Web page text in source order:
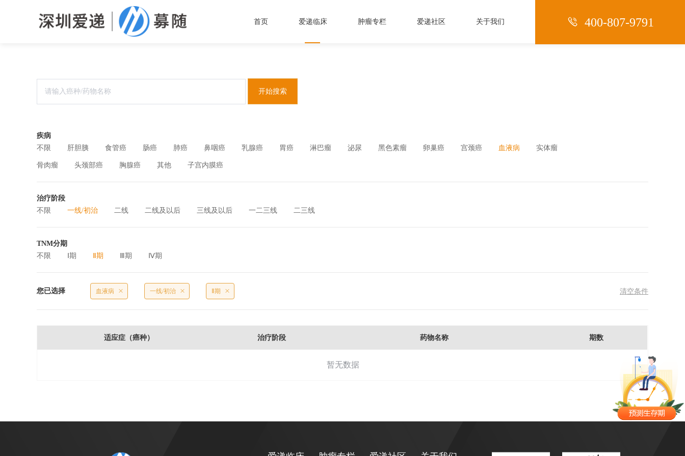
首页 爱递临床 肿瘤专栏 爱递社区 关于我们  400-807-9791
开始搜索
疾病
不限
肝胆胰 食管癌 肠癌 肺癌 鼻咽癌 乳腺癌 胃癌 淋巴瘤 泌尿 黑色素瘤 卵巢癌 宫颈癌 血液病 实体瘤
骨肉瘤 头颈部癌 胸腺癌 其他 子宫内膜癌
治疗阶段
不限
一线/初治 二线 二线及以后 三线及以后 一二三线 二三线
TNM分期
不限
Ⅰ期 Ⅱ期 Ⅲ期 Ⅳ期
您已选择 清空条件
血液病 一线/初治 Ⅱ期
适应症（癌种） 治疗阶段 药物名称 期数
暂无数据